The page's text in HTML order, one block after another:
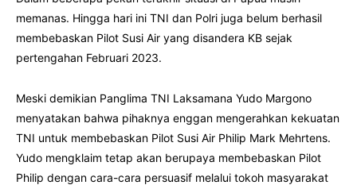
memanas. Hingga hari ini TNI dan Polri juga belum berhasil
membebaskan Pilot Susi Air yang disandera KB sejak
pertengahan Februari 2023.
Meski demikian Panglima TNI Laksamana Yudo Margono
menyatakan bahwa pihaknya enggan mengerahkan kekuatan
TNI untuk membebaskan Pilot Susi Air Philip Mark Mehrtens.
Yudo mengklaim tetap akan berupaya membebaskan Pilot
Philip dengan cara-cara persuasif melalui tokoh masyarakat